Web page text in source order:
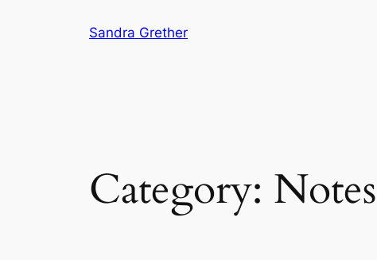
Sandra Grether
Category: